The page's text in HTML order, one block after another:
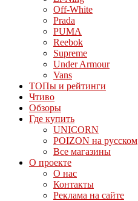
Off-White
Prada
PUMA
Reebok
Supreme
Under Armour
Vans
ТОПы и рейтинги
Чтиво
Обзоры
Где купить
UNICORN
POIZON на русском
Все магазины
О проекте
О нас
Контакты
Реклама на сайте